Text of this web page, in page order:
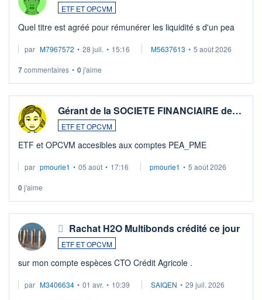
ETF ET OPCVM
Quel titre est agréé pour rémunérer les liquidité s d'un pea
par M7967572 • 28 juil. • 15:16 M5637613 • 5 août 2026
7commentaires • 0j'aime
Gérant de la SOCIETE FINANCIAIRE de…
ETF ET OPCVM
ETF et OPCVM accesibles aux comptes PEA_PME
par pmourie1 • 05 août • 17:16 pmourie1 • 5 août 2026
0j'aime
Rachat H2O Multibonds crédité ce jour
ETF ET OPCVM
sur mon compte espèces CTO Crédit Agricole .
par M3406634 • 01 avr. • 10:39 SAIQEN • 29 juil. 2026